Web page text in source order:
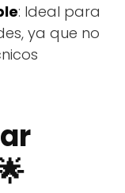
: Ideal para
ya que no